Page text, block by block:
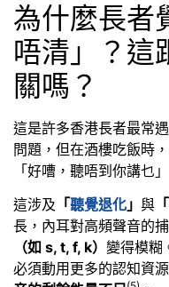
為什麼長者
唔清」？這
關嗎？
這是許多香港長者最常
問題，但在酒樓吃飯時
「好嘈，聽唔到你講乜」
這涉及 「聽覺退化 」 與
長，內耳對高頻聲音的
（如 s, t, f, k） 變得模糊
必須動用更多的認知資